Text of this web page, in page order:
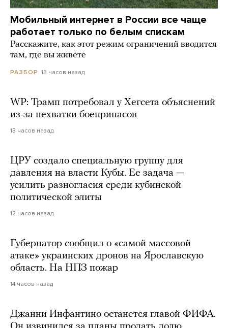
Мобильный интернет в России все чаще
работает только по белым спискам
Расскажите, как этот режим ограничений вводится
там, где вы живете
РАЗБОР 13 часов назад
WP: Трамп потребовал у Хегсета объяснений
из-за нехватки боеприпасов
13 часов назад
ЦРУ создало специальную группу для
давления на власти Кубы. Ее задача —
усилить разногласия среди кубинской
политической элиты
12 часов назад
Губернатор сообщил о «самой массовой
атаке» украинских дронов на Ярославскую
область. На НПЗ пожар
14 часов назад
Джанни Инфантино останется главой ФИФА.